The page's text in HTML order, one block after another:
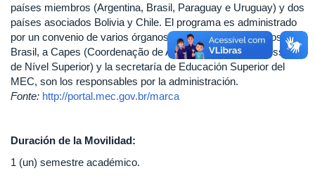
países miembros (Argentina, Brasil, Paraguay e Uruguay) y dos
países asociados Bolivia y Chile. El programa es administrado
por un convenio de varios órganos de los países miembros. En
Brasil, a Capes (Coordenação de Aperfeiçoamento de Pessoal
de Nível Superior) y la secretaría de Educación Superior del
MEC, son los responsables por la administración.
Fonte: http://portal.mec.gov.br/marca
Duración de la Movilidad:
1 (un) semestre académico.